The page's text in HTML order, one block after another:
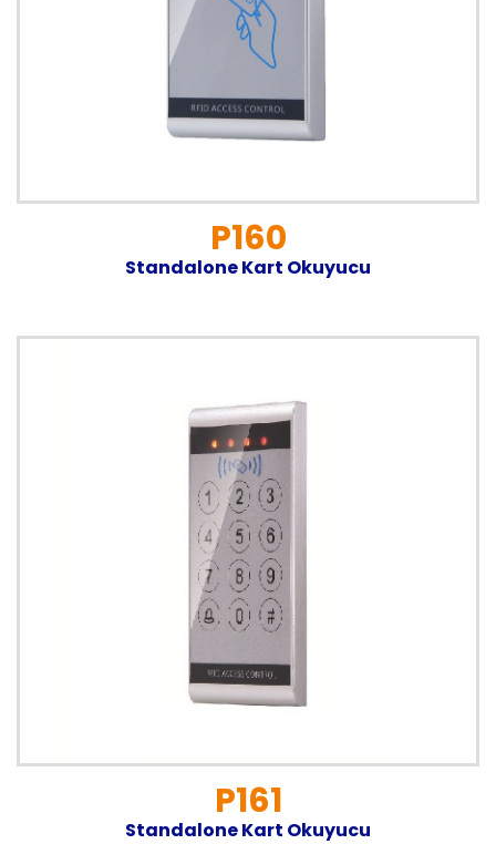
P160
Standalone Kart Okuyucu
P161
Standalone Kart Okuyucu